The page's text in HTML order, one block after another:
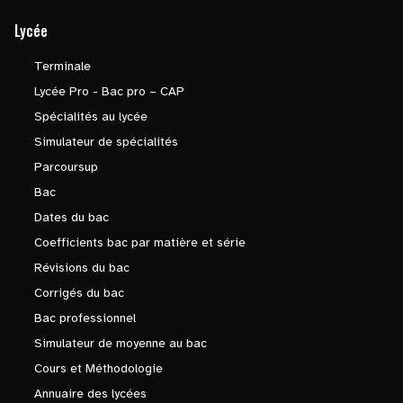
Lycée
Terminale
Lycée Pro - Bac pro – CAP
Spécialités au lycée
Simulateur de spécialités
Parcoursup
Bac
Dates du bac
Coefficients bac par matière et série
Révisions du bac
Corrigés du bac
Bac professionnel
Simulateur de moyenne au bac
Cours et Méthodologie
Annuaire des lycées